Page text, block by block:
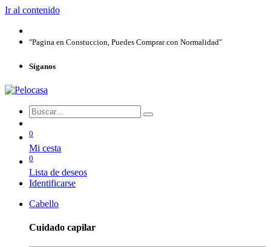
Ir al contenido
"Pagina en Constuccion, Puedes Comprar con Normalidad"
Síganos
0
Mi cesta
0
Lista de deseos
Identificarse
Cabello
Cuidado capilar